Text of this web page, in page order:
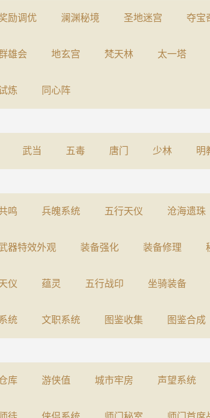
励调优 澜渊秘境 圣地迷宫 夺宝
雄会 地玄宫 梵天林 太一塔
炼 同心阵
武当 五毒 唐门 少林 明
鸣 兵魄系统 五行天仪 沧海遗珠
器特效外观 装备强化 装备修理
仪 蕴灵 五行战印 坐骑装备
统 文职系统 图鉴收集 图鉴合成
库 游侠值 城市牢房 声望系统